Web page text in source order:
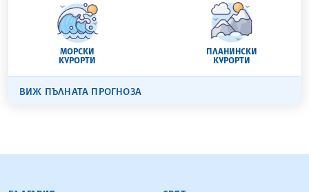
МОРСКИ
КУРОРТИ
ПЛАНИНСКИ
КУРОРТИ
ВИЖ ПЪЛНАТА ПРОГНОЗА
БЪЛГАРСКА ТЕЛЕГРАФНА АГЕНЦИЯ